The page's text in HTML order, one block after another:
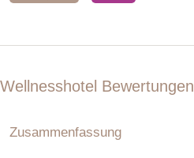
Wellnesshotel Bewertungen
Zusammenfassung